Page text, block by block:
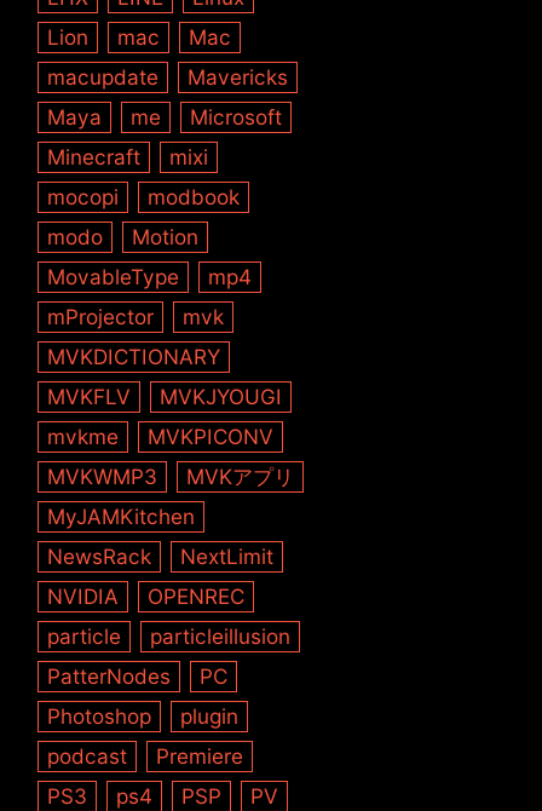
Lion
mac
Mac
macupdate
Mavericks
Maya
me
Microsoft
Minecraft
mixi
mocopi
modbook
modo
Motion
MovableType
mp4
mProjector
mvk
MVKDICTIONARY
MVKFLV
MVKJYOUGI
mvkme
MVKPICONV
MVKWMP3
MVKアプリ
MyJAMKitchen
NewsRack
NextLimit
NVIDIA
OPENREC
particle
particleillusion
PatterNodes
PC
Photoshop
plugin
podcast
Premiere
PS3
ps4 PSP
PV